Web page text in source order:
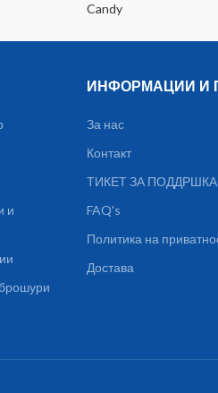
Candy
и
ИНФОРМАЦИИ И
За нас
Контакт
ТИКЕТ ЗА ПОДДРШКА
FAQ's
Политика на
Достава